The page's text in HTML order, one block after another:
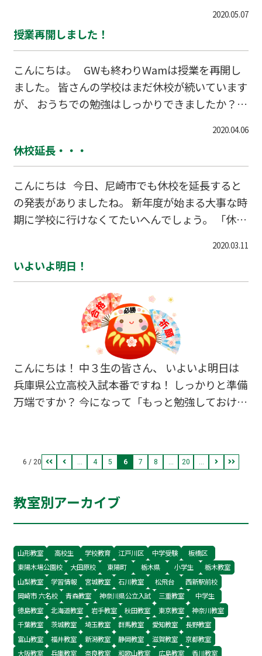
さいね。 もし新学年の勉強に不安を感じたら、い
つでもWamにきてくださいね。
ではないでしょうか？ 「予習」は自分でちゃんと
できていますか？ なかなかわからなくてお家の方
に聞く人も多いのではないですか。 Wamに通っ
ている生徒さんはWamの授業で新学年の分野を
習っています。 予習課題で困ったら君もWamに
相談しにきてみてはいかがですか？
2020.05.07
授業再開しました！
こんにちは。 GWも終わりWamは授業を再開し
ました。 皆さんの学校はまだ休校が続いています
が、 おうちでの勉強はしっかりできましたか？
ていますが、 学校が始まったら遅れている勉強を
目一杯やることになります。 今のうちに前学年の
えておいてくださいね。 Wamに通っている生徒
さんの授業は 基本的には新学年で習うところを予
習としてやっていますので 学校が始まったらスム
ースにできるようになると思いますよ。 ではもう
しょう！
2020.04.06
休校延長・・・
こんにちは 今日、尼崎市でも休校を延長すると
の発表がありましたね。 新年度が始まる大事な時
期に学校に行けなくてたいへんでしょう。 「休み
よ。 休みが明けてからの勉強が思い切りしんどく
なる、 ひょっとした夏休みがなくなるかもしれな
が休みのこの期間、自分でしっかり勉強計画をた
てて、 授業再開後にはきちんとついていけるよう
にしましょう。 受験学年の生徒さんはなおのこと
不安ですよね。 今できること（今までの復習な
ど）を、計画的に進めておきましょう。 くれぐれ
も人の多いところにはでかけないように。 合
2020.03.11
いよいよ明日！
こんにちは！ 中３生の皆さん、 いよいよ明日は
兵庫県公立高校入試本番ですね！ しっかりと準備
万端ですか？ 今になって「もっと勉強しておけ
だけです。 今夜は早めに寝て、明日はいつもより
早く起きて、 ゆとりを持って入試会場に向いまし
6 / 20 ... 4 5 6 7 8 ... 20 ...
教室別アーカイブ
山形教室 高校生 学校教育 江戸川区 中学受験
板橋区
東陽木場公園校
大田原校 東陽町 栃木県 小学生
栃木教室
山梨教室
学習情報 宮城教室 石川教室 松飛台
西新駅前校
岡崎市 六名校
青森教室 神奈川県公立入試 三重教室
中学生
徳島教室
北海道教室 岩手教室 秋田教室 東京教室
神奈川教室
千葉教室
茨城教室 埼玉教室 群馬教室 愛知教室
長野教室
富山教室
福井教室 新潟教室 静岡教室 滋賀教室
京都教室
大阪教室
兵庫教室 奈良教室 和歌山教室 広島教室 香川教室